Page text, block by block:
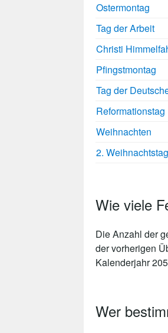
Ostermontag
Tag der Arbeit
Christi
Pfingstmontag
Tag der
Reformationstag
Weihnachten
2. Weihnachtstag
Wie viele
Die Anzahl der
der vorherigen
Kalenderjahr
Wer